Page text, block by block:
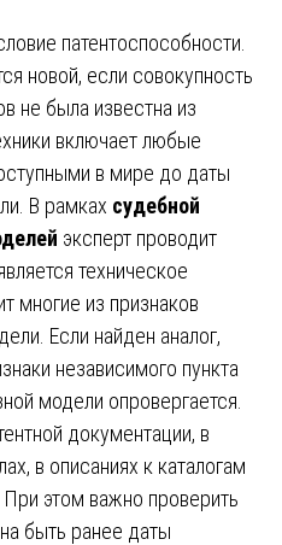
патентоспособности.
новой, если совокупность
не была известна из
включает любые
в мире до даты
В рамках судебной
эксперт проводит
техническое
многие из признаков
Если найден аналог,
независимого пункта
модели опровергается.
документации, в
в описаниях к каталогам
этом важно проверить
быть ранее даты